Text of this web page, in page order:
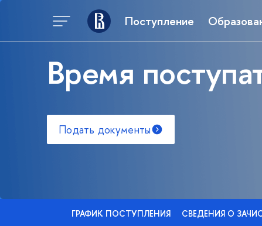
Поступление
Время
Подать документы
ГРАФИК ПОСТУПЛЕНИЯ СВЕДЕНИЯ О